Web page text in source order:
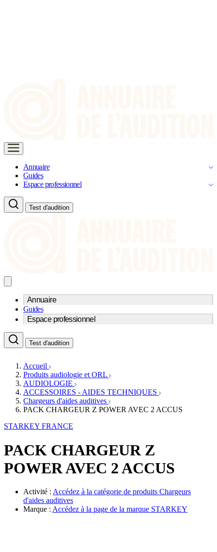
Annuaire
Guides
Espace professionnel
Test d'audition
Annuaire
Trouvez un professionnel de l'audition
Centre d'audioprothèse
Médecins ORL & Phoniatres
Écoles spécialisées
Fournisseurs
Associations
Guides
Espace professionnel
Acteurs et services
Fournisseurs
Services ORL
Orthophonistes
Formations et écoles
Organismes / Syndicats
Produits
Ressources
Actualités
AuditionTV
Test d'audition
Accueil
Produits audiologie et ORL
AUDIOLOGIE
ACCESSOIRES - AIDES TECHNIQUES
Chargeurs d'aides auditives
PACK CHARGEUR Z POWER AVEC 2 ACCUS
STARKEY FRANCE
PACK CHARGEUR Z
POWER AVEC 2 ACCUS
Activité : Accédez à la catégorie de produits Chargeurs
d'aides auditives
Marque : Accédez à la page de la marque STARKEY